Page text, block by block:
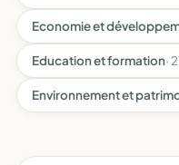
Economie et
Education et formation·
Environnement et